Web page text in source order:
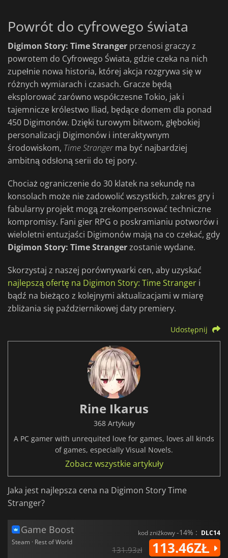
Powrót do cyfrowego świata
Digimon Story: Time Stranger przenosi graczy z
powrotem do Cyfrowego Świata, gdzie czeka na nich
zupełnie nowa historia, której akcja rozgrywa się w
różnych wymiarach i czasach. Gracze będą
eksplorować zarówno współczesne Tokio, jak i
tajemnicze królestwo Iliad, będące domem dla ponad
450 Digimonów. Dzięki turowym bitwom, głębokiej
personalizacji Digimonów i interaktywnym
środowiskom, Time Strangerma być najbardziej
ambitną odsłoną serii do tej pory.
Chociaż ograniczenie do 30 klatek na sekundę na
konsolach może nie zadowolić wszystkich, zakres gry i
fabularny projekt mogą zrekompensować techniczne
kompromisy. Fani gier RPG o poskramianiu potworów i
wieloletni entuzjaści Digimonów mają na co czekać, gdy
Digimon Story: Time Strangerzostanie wydane.
Skorzystaj z naszej porównywarki cen, aby uzyskać
najlepszą ofertę na Digimon Story: Time Stranger i
bądź na bieżąco z kolejnymi aktualizacjami w miarę
zbliżania się październikowej daty premiery.
Udostępnij
Rine Ikarus
368 Artykuły
A PC gamer with unrequited love for games, loves all kinds
of games, especially Visual Novels.
Zobacz wszystkie artykuły
Jaka jest najlepsza cena na Digimon Story Time
Stranger?
Game Boost
Steam · Rest of World
kod zniżkowy-14% : DLC14
131.93zł 113.46ZŁ